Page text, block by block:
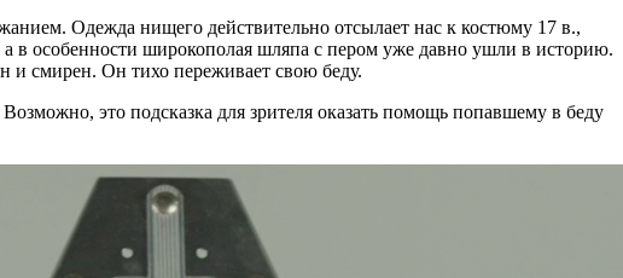
Одежда нищего действительно отсылает нас к костюму 17 в.,
в особенности широкополая шляпа с пером уже давно ушли в историю.
и смирен. Он тихо переживает свою беду.
это подсказка для зрителя оказать помощь попавшему в беду